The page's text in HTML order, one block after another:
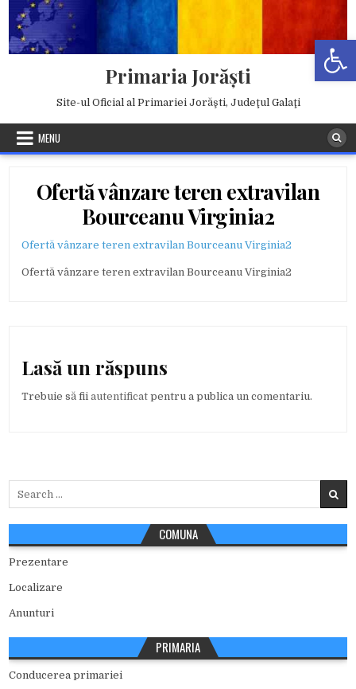
content
Primaria Jorăşti
Site-ul Oficial al Primariei Jorăşti, Judeţul Galaţi
MENU
Ofertă vânzare teren extravilan
Bourceanu Virginia2
Ofertă vânzare teren extravilan Bourceanu Virginia2
Ofertă vânzare teren extravilan Bourceanu Virginia2
Lasă un răspuns
Trebuie să fiiautentificat pentru a publica un comentariu.
COMUNA
Prezentare
Localizare
Anunturi
PRIMARIA
Conducerea primariei